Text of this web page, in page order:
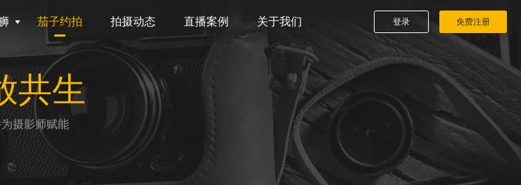
茄子约拍 拍摄动态 直播案例 关于我们 登录 免费注册
共生
摄影师赋能